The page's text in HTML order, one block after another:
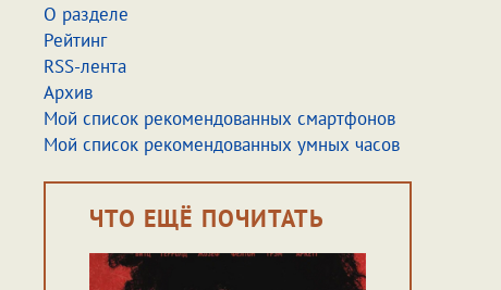
О разделе
Рейтинг
RSS-лента
Архив
Мой список рекомендованных смартфонов
Мой список рекомендованных умных часов
ЧТО ЕЩЁ ПОЧИТАТЬ